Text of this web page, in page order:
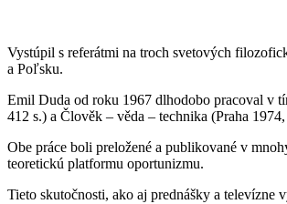
Vystúpil s referátmi na troch svetových
a Poľsku.
Emil Duda od roku 1967 dlhodobo pracoval v
412 s.) a Člověk – věda – technika (Praha
Obe práce boli preložené a publikované v
teoretickú platformu oportunizmu.
Tieto skutočnosti, ako aj prednášky a televízne